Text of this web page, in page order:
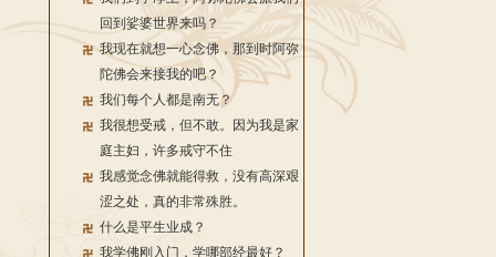
回到娑婆世界来吗？
我现在就想一心念佛，那到时阿弥
陀佛会来接我的吧？
我们每个人都是南无？
我很想受戒，但不敢。因为我是家
庭主妇，许多戒守不住
我感觉念佛就能得救，没有高深艰
涩之处，真的非常殊胜。
什么是平生业成？
我学佛刚入门，学哪部经最好？